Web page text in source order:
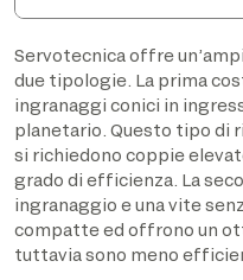
Servotecnica offre
due tipologie. La prima
ingranaggi conici in
planetario. Questo tipo di
si richiedono coppie
grado di efficienza. La
ingranaggio e una vite
compatte ed offrono un
tuttavia sono meno